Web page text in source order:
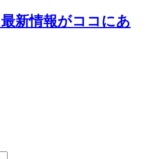
最新情報がココにあ